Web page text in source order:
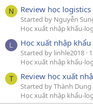
N Review học
Started by Nguyễn
Học xuất nhập khẩu-
L Học xuất nhập
Started by linhle2018
Học xuất nhập khẩu-
T Review học xuất
Started by Thành Dung
Học xuất nhập khẩu-